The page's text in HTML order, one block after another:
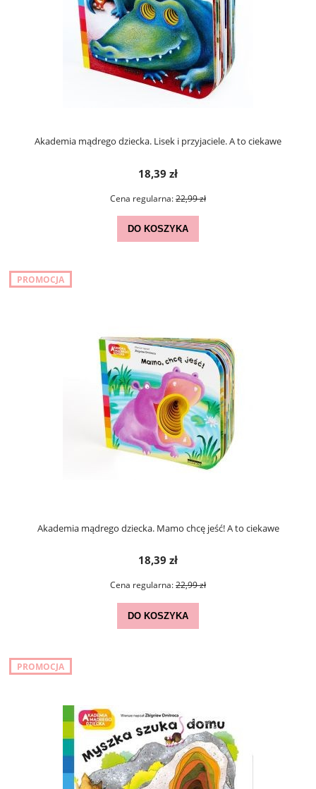
Akademia mądrego dziecka. Lisek i przyjaciele. A to ciekawe
18,39 zł
Cena regularna:22,99 zł
DO KOSZYKA
Akademia mądrego dziecka. Mamo chcę jeść! A to ciekawe
18,39 zł
Cena regularna:22,99 zł
DO KOSZYKA
PROMOCJA
PROMOCJA